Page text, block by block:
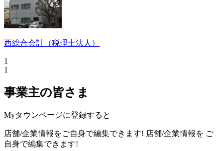
西総合会計（税理士法人）
1
1
事業主の皆さま
Myタウンページに登録すると
店舗/企業情報をご自身で編集できます! 店舗/企業情報を ご
自身で編集できます!